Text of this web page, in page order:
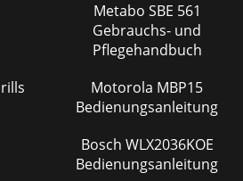
Metabo SBE 561
Gebrauchs- und
Pflegehandbuch
Motorola MBP15
Bedienungsanleitung
Bosch WLX2036KOE
Bedienungsanleitung